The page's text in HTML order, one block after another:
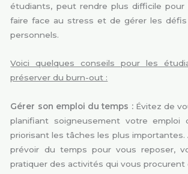
étudiants, peut rendre plus difficile
faire face au stress et de gérer les
personnels.
Voici quelques conseils pour les
préserver du burn-out :
Gérer son emploi du temps :Évitez de
planifiant soigneusement votre
priorisant les tâches les plus importantes.
prévoir du temps pour vous reposer,
pratiquer des activités qui vous procurent